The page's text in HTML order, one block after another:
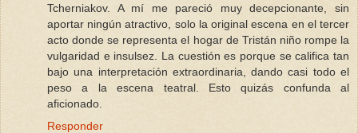
Tcherniakov. A mí me pareció muy decepcionante, sin
aportar ningún atractivo, solo la original escena en el tercer
acto donde se representa el hogar de Tristán niño rompe la
vulgaridad e insulsez. La cuestión es porque se califica tan
bajo una interpretación extraordinaria, dando casi todo el
peso a la escena teatral. Esto quizás confunda al
aficionado.
Responder